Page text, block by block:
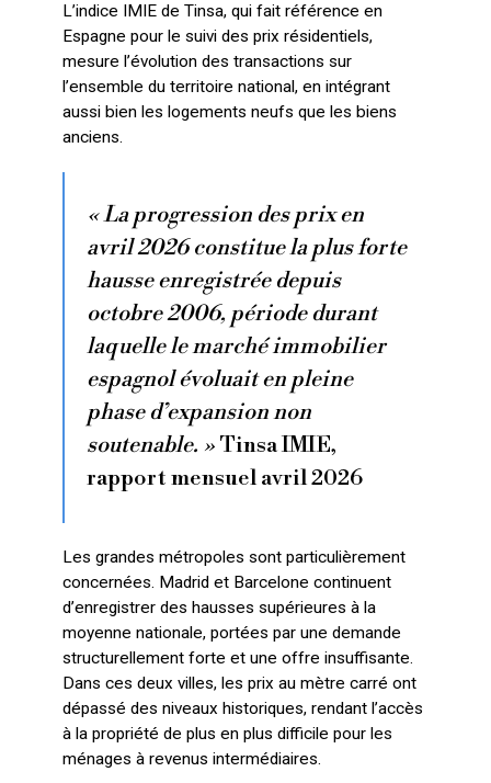
L’indice IMIE de Tinsa, qui fait référence en
Espagne pour le suivi des prix résidentiels,
mesure l’évolution des transactions sur
l’ensemble du territoire national, en intégrant
aussi bien les logements neufs que les biens
anciens.
« La progression des prix en
avril 2026 constitue la plus forte
hausse enregistrée depuis
octobre 2006, période durant
laquelle le marché immobilier
espagnol évoluait en pleine
phase d’expansion non
soutenable. »Tinsa IMIE,
rapport mensuel avril 2026
Les grandes métropoles sont particulièrement
concernées. Madrid et Barcelone continuent
d’enregistrer des hausses supérieures à la
moyenne nationale, portées par une demande
structurellement forte et une offre insuffisante.
Dans ces deux villes, les prix au mètre carré ont
dépassé des niveaux historiques, rendant l’accès
à la propriété de plus en plus difficile pour les
ménages à revenus intermédiaires.